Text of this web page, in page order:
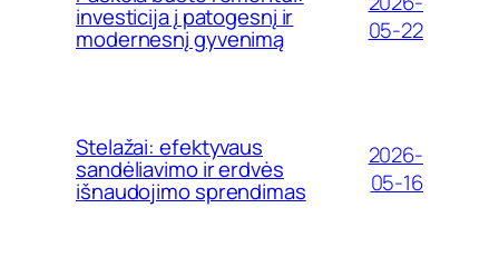
investicija į patogesnį ir
modernesnį gyvenimą
05-22
Stelažai: efektyvaus
sandėliavimo ir erdvės
išnaudojimo sprendimas
2026-
05-16